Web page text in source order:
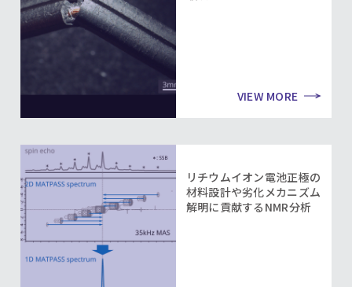
VIEW MORE
リチウムイオン電池正極の
材料設計や劣化メカニズム
解明に貢献するNMR分析